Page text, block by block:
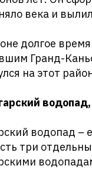
века и
долгое
Гранд-
на этот
водопад
три